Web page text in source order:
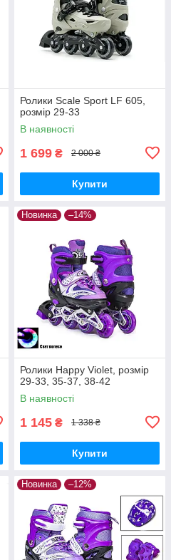
Ролики Scale Sport LF 605,
розмір 29-33
В наявності
1 699 ₴ 2 000 ₴
Купити
Новинка –14%
Ролики Happy Violet, розмір
29-33, 35-37, 38-42
В наявності
1 145 ₴ 1 338 ₴
Купити
Новинка –12%